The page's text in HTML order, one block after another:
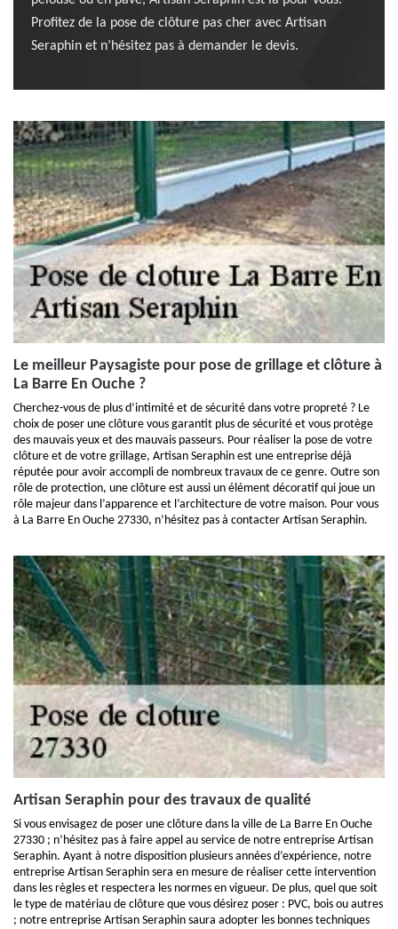
Profitez de la pose de clôture pas cher avec Artisan
Seraphin et n’hésitez pas à demander le devis.
Le meilleur Paysagiste pour pose de grillage et clôture à
La Barre En Ouche ?
Cherchez-vous de plus d’intimité et de sécurité dans votre propreté ? Le
choix de poser une clôture vous garantit plus de sécurité et vous protège
des mauvais yeux et des mauvais passeurs. Pour réaliser la pose de votre
clôture et de votre grillage, Artisan Seraphin est une entreprise déjà
réputée pour avoir accompli de nombreux travaux de ce genre. Outre son
rôle de protection, une clôture est aussi un élément décoratif qui joue un
rôle majeur dans l’apparence et l’architecture de votre maison. Pour vous
à La Barre En Ouche 27330, n’hésitez pas à contacter Artisan Seraphin.
Artisan Seraphin pour des travaux de qualité
Si vous envisagez de poser une clôture dans la ville de La Barre En Ouche
27330 ; n’hésitez pas à faire appel au service de notre entreprise Artisan
Seraphin. Ayant à notre disposition plusieurs années d’expérience, notre
entreprise Artisan Seraphin sera en mesure de réaliser cette intervention
dans les règles et respectera les normes en vigueur. De plus, quel que soit
le type de matériau de clôture que vous désirez poser : PVC, bois ou autres
; notre entreprise Artisan Seraphin saura adopter les bonnes techniques